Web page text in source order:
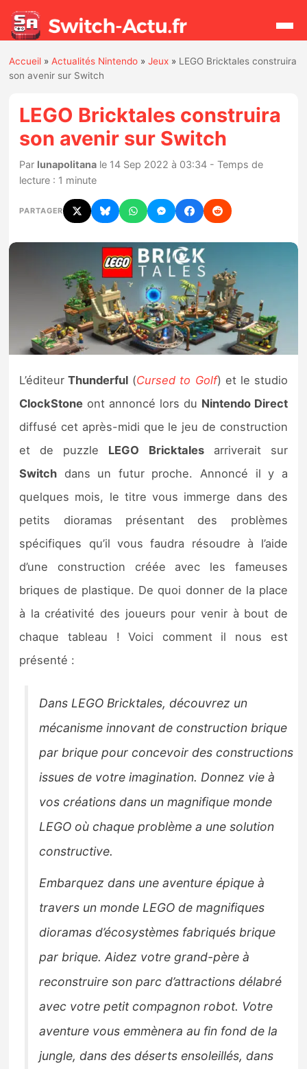
Actualités
Jeux
Hardware
Chiffres de ventes
Rumeurs
Nintendo Direct
Tests et previews
Tests de jeux
Tests d’accessoires
Autres tests
Previews
Précommandes
Précommandes jeux Switch 2
Bons plans
Guides
Accueil »Actualités Nintendo »Jeux » LEGO Bricktales construira
son avenir sur Switch
LEGO Bricktales construira
son avenir sur Switch
Par lunapolitana le 14 Sep 2022 à 03:34 - Temps de
lecture : 1 minute
PARTAGER
L’éditeur Thunderful (Cursed to Golf) et le studio
ClockStone ont annoncé lors du Nintendo Direct
diffusé cet après-midi que le jeu de construction
et de puzzle LEGO Bricktalesarriverait sur
Switch dans un futur proche. Annoncé il y a
quelques mois, le titre vous immerge dans des
petits dioramas présentant des problèmes
spécifiques qu’il vous faudra résoudre à l’aide
d’une construction créée avec les fameuses
briques de plastique. De quoi donner de la place
à la créativité des joueurs pour venir à bout de
chaque tableau ! Voici comment il nous est
présenté :
Dans LEGO Bricktales, découvrez un
mécanisme innovant de construction brique
par brique pour concevoir des constructions
issues de votre imagination. Donnez vie à
vos créations dans un magnifique monde
LEGO où chaque problème a une solution
constructive.
Embarquez dans une aventure épique à
travers un monde LEGO de magnifiques
dioramas d’écosystèmes fabriqués brique
par brique. Aidez votre grand-père à
reconstruire son parc d’attractions délabré
avec votre petit compagnon robot. Votre
aventure vous emmènera au fin fond de la
jungle, dans des déserts ensoleillés, dans